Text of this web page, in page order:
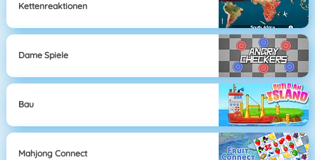
Kettenreaktionen
Dame Spiele
Bau
Mahjong Connect